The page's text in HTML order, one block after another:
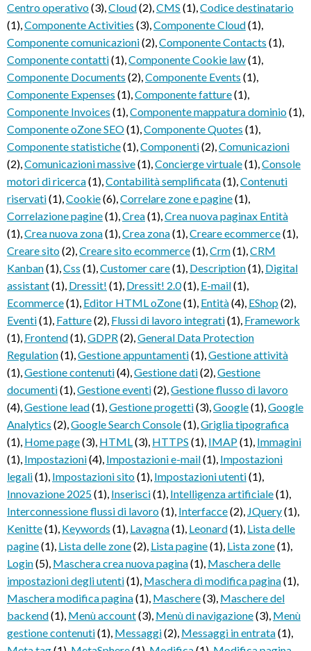
Centro operativo(3),Cloud(2),CMS (1),Codice destinatario
(1),Componente Activities (3),Componente Cloud(1),
Componente comunicazioni(2),Componente Contacts (1),
Componente contatti(1),Componente Cookie law(1),
Componente Documents (2),Componente Events (1),
Componente Expenses (1),Componente fatture(1),
Componente Invoices (1),Componente mappatura dominio(1),
Componente oZone SEO(1),Componente Quotes (1),
Componente statistiche(1),Componenti(2),Comunicazioni
(2),Comunicazioni massive(1),Concierge virtuale(1),Console
motori di ricerca(1),Contabilità semplificata(1),Contenuti
riservati(1),Cookie(6),Correlare zone e pagine(1),
Correlazione pagine(1),Crea(1),Crea nuova paginax Entità
(1),Crea nuova zona(1),Crea zona(1),Creare ecommerce(1),
Creare sito(2),Creare sito ecommerce(1),Crm(1),CRM
Kanban(1),Css (1),Customer care(1), Description(1), Digital
assistant(1), Dressit! (1), Dressit! 2.0(1), E-mail(1),
Ecommerce(1), Editor HTML oZone(1), Entità(4), EShop(2),
Eventi(1), Fatture(2), Flussi di lavoro integrati(1), Framework
(1), Frontend(1),GDPR(2),General Data Protection
Regulation(1),Gestione appuntamenti(1),Gestione attività
(1),Gestione contenuti(4),Gestione dati(2),Gestione
documenti(1),Gestione eventi(2),Gestione flusso di lavoro
(4),Gestione lead(1),Gestione progetti(3),Google(1),Google
Analytics (2),Google Search Console(1),Griglia tipografica
(1), Home page(3), HTML(3), HTTPS (1), IMAP(1), Immagini
(1), Impostazioni(4), Impostazioni e-mail(1), Impostazioni
legali(1), Impostazioni sito(1), Impostazioni utenti(1),
Innovazione 2025(1), Inserisci(1), Intelligenza artificiale(1),
Interconnessione flussi di lavoro(1), Interfacce(2), JQuery(1),
Kenitte(1), Keywords (1), Lavagna(1), Leonard(1), Lista delle
pagine(1), Lista delle zone(2), Lista pagine(1), Lista zone(1),
Login(5), Maschera crea nuova pagina(1), Maschera delle
impostazioni degli utenti(1), Maschera di modifica pagina(1),
Maschera modifica pagina(1), Maschere(3), Maschere del
backend(1), Menù account(3), Menù di navigazione(3), Menù
gestione contenuti(1), Messaggi(2), Messaggi in entrata(1),